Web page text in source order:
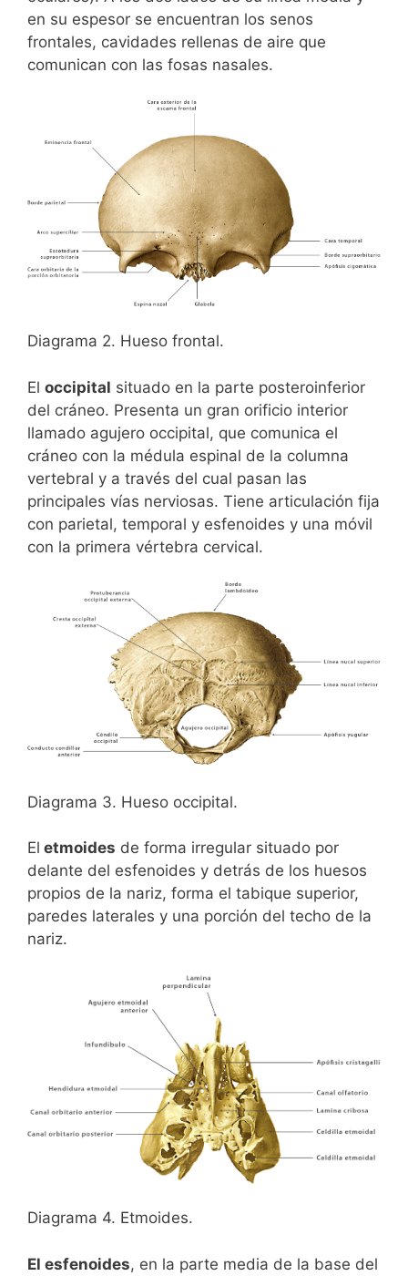
en su espesor se encuentran los senos
frontales, cavidades rellenas de aire que
comunican con las fosas nasales.
Diagrama 2. Hueso frontal.
El occipital situado en la parte posteroinferior
del cráneo. Presenta un gran orificio interior
llamado agujero occipital, que comunica el
cráneo con la médula espinal de la columna
vertebral y a través del cual pasan las
principales vías nerviosas. Tiene articulación fija
con parietal, temporal y esfenoides y una móvil
con la primera vértebra cervical.
Diagrama 3. Hueso occipital.
El etmoides de forma irregular situado por
delante del esfenoides y detrás de los huesos
propios de la nariz, forma el tabique superior,
paredes laterales y una porción del techo de la
nariz.
Diagrama 4. Etmoides.
El esfenoides, en la parte media de la base del